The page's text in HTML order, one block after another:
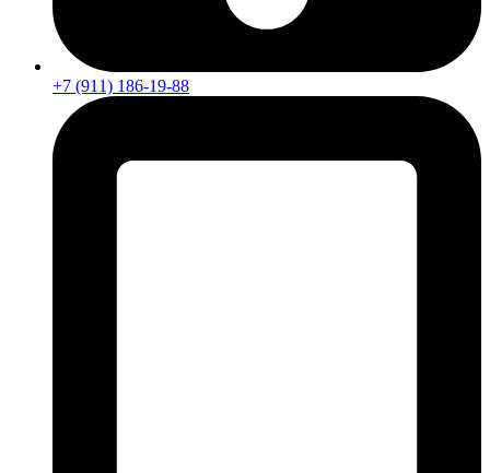
+7 (911) 186-19-88